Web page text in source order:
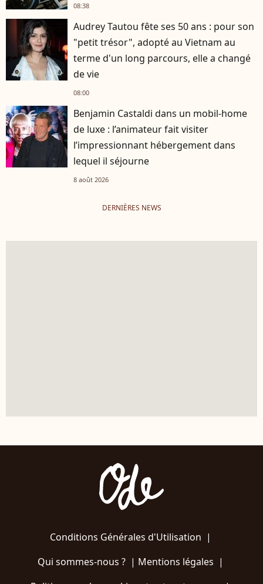
08:38
Audrey Tautou fête ses 50 ans : pour son
"petit trésor", adopté au Vietnam au
terme d'un long parcours, elle a changé
de vie
08:00
Benjamin Castaldi dans un mobil-home
de luxe : l’animateur fait visiter
l’impressionnant hébergement dans
lequel il séjourne
8 août 2026
DERNIÈRES NEWS
Conditions Générales d'Utilisation |
Qui sommes-nous ?| Mentions légales |